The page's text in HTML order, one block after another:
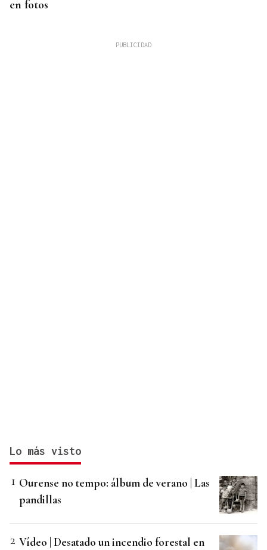
en fotos
Lo más visto
Ourense no tempo: álbum de verano | Las
pandillas
Vídeo | Desatado un incendio forestal en